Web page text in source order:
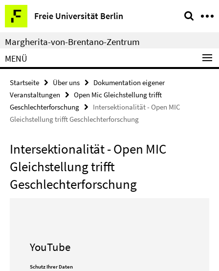
Springe
direkt
zu
Inhalt
Freie Universität Berlin
Service-
Navigation
Margherita-von-Brentano-Zentrum
MENÜ
Startseite Über uns
Dokumentation eigener
Veranstaltungen
Open Mic Gleichstellung trifft
Geschlechterforschung
Intersektionalität - Open MIC
Gleichstellung trifft Geschlechterforschung
Intersektionalität - Open MIC
Gleichstellung trifft
Geschlechterforschung
YouTube
Schutz Ihrer Daten